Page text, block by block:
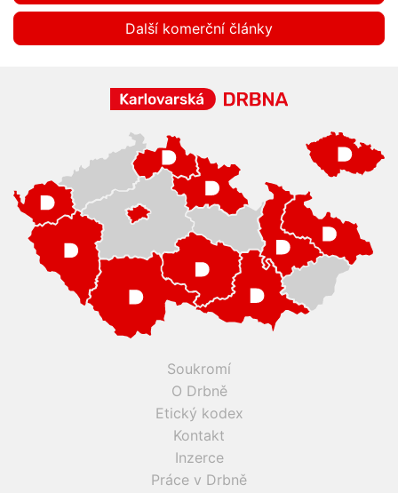
Další komerční články
Soukromí
O Drbně
Etický kodex
Kontakt
Inzerce
Práce v Drbně